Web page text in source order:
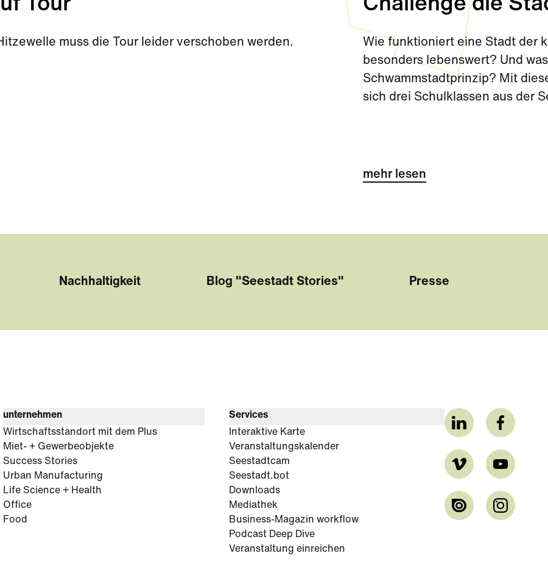
Tour
muss die Tour leider verschoben werden.
Challenge die
Wie funktioniert eine Stadt der
besonders lebenswert? Und
Schwammstadtprinzip? Mit
sich drei Schulklassen aus der
mehr lesen
Nachhaltigkeit Blog "Seestadt Stories" Presse
unternehmen
Wirtschaftsstandort mit dem Plus
Miet- + Gewerbeobjekte
Success Stories
Urban Manufacturing
Life Science + Health
Office
Food
Services
Interaktive Karte
Veranstaltungskalender
Seestadtcam
Seestadt.bot
Downloads
Mediathek
Business-Magazin workflow
Podcast Deep Dive
Veranstaltung einreichen